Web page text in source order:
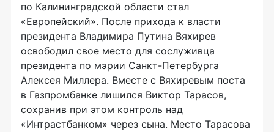
по Калининградской области стал
«Европейский». После прихода к власти
президента Владимира Путина Вяхирев
освободил свое место для сослуживца
президента по мэрии Санкт-Петербурга
Алексея Миллера. Вместе с Вяхиревым поста
в Газпромбанке лишился Виктор Тарасов,
сохранив при этом контроль над
«Интрастбанком» через сына. Место Тарасова